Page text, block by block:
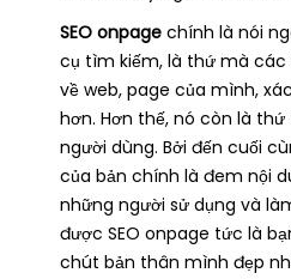
SEO onpage chính là nói
cụ tìm kiếm, là thứ mà các
về web, page của mình,
hơn. Hơn thế, nó còn là
người dùng. Bởi đến cuối
của bản chính là đem nội
những người sử dụng và
được SEO onpage tức là
chút bản thân mình đẹp